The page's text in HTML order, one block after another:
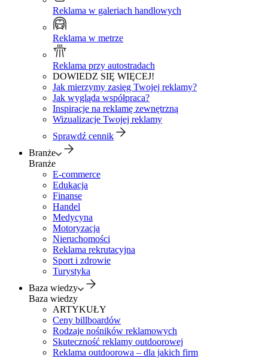
Reklama w galeriach handlowych
Reklama w metrze
Reklama przy autostradach
DOWIEDZ SIĘ WIĘCEJ!
Jak mierzymy zasięg Twojej reklamy?
Jak wygląda współpraca?
Inspiracje na reklamę zewnętrzną
Wizualizacje Twojej reklamy
Sprawdź cennik
Branże
Branże
E-commerce
Edukacja
Finanse
Handel
Medycyna
Motoryzacja
Nieruchomości
Reklama rekrutacyjna
Sport i zdrowie
Turystyka
Baza wiedzy
Baza wiedzy
ARTYKUŁY
Ceny billboardów
Rodzaje nośników reklamowych
Skuteczność reklamy outdoorowej
Reklama outdoorowa – dla jakich firm